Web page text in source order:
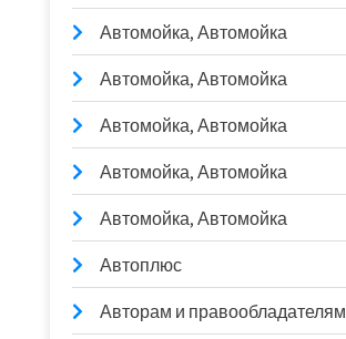
Автомойка, Автомойка
Автомойка, Автомойка
Автомойка, Автомойка
Автомойка, Автомойка
Автомойка, Автомойка
Автоплюс
Авторам и правообладателям